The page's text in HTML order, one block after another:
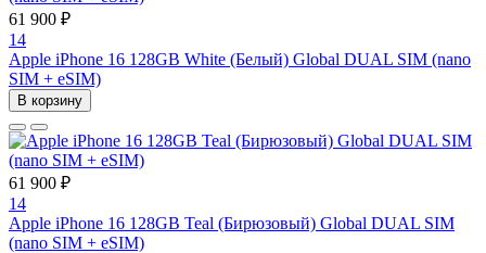
61 900 ₽
14
Apple iPhone 16 128GB White (Белый) Global DUAL SIM (nano
SIM + eSIM)
В корзину
61 900 ₽
14
Apple iPhone 16 128GB Teal (Бирюзовый) Global DUAL SIM
(nano SIM + eSIM)